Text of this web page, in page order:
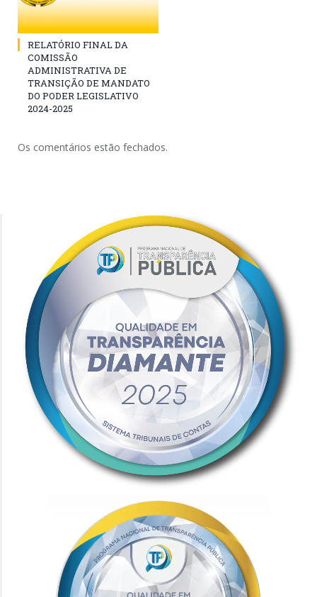
RELATÓRIO FINAL DA
COMISSÃO
ADMINISTRATIVA DE
TRANSIÇÃO DE MANDATO
DO PODER LEGISLATIVO
2024-2025
Os comentários estão fechados.